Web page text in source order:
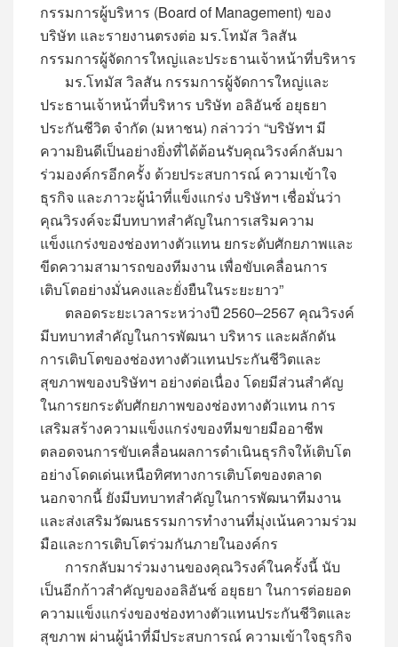
กรรมการผู้บริหาร (Board of Management) ของ
บริษัท และรายงานตรงต่อ มร.โทมัส วิลสัน
กรรมการผู้จัดการใหญ่และประธานเจ้าหน้าที่บริหาร
มร.โทมัส วิลสัน กรรมการผู้จัดการใหญ่และ
ประธานเจ้าหน้าที่บริหาร บริษัท อลิอันซ์ อยุธยา
ประกันชีวิต จำกัด (มหาชน) กล่าวว่า “บริษัทฯ มี
ความยินดีเป็นอย่างยิ่งที่ได้ต้อนรับคุณวิรงค์กลับมา
ร่วมองค์กรอีกครั้ง ด้วยประสบการณ์ ความเข้าใจ
ธุรกิจ และภาวะผู้นำที่แข็งแกร่ง บริษัทฯ เชื่อมั่นว่า
คุณวิรงค์จะมีบทบาทสำคัญในการเสริมความ
แข็งแกร่งของช่องทางตัวแทน ยกระดับศักยภาพและ
ขีดความสามารถของทีมงาน เพื่อขับเคลื่อนการ
เติบโตอย่างมั่นคงและยั่งยืนในระยะยาว”
ตลอดระยะเวลาระหว่างปี 2560–2567 คุณวิรงค์
มีบทบาทสำคัญในการพัฒนา บริหาร และผลักดัน
การเติบโตของช่องทางตัวแทนประกันชีวิตและ
สุขภาพของบริษัทฯ อย่างต่อเนื่อง โดยมีส่วนสำคัญ
ในการยกระดับศักยภาพของช่องทางตัวแทน การ
เสริมสร้างความแข็งแกร่งของทีมขายมืออาชีพ
ตลอดจนการขับเคลื่อนผลการดำเนินธุรกิจให้เติบโต
อย่างโดดเด่นเหนือทิศทางการเติบโตของตลาด
นอกจากนี้ ยังมีบทบาทสำคัญในการพัฒนาทีมงาน
และส่งเสริมวัฒนธรรมการทำงานที่มุ่งเน้นความร่วม
มือและการเติบโตร่วมกันภายในองค์กร
การกลับมาร่วมงานของคุณวิรงค์ในครั้งนี้ นับ
เป็นอีกก้าวสำคัญของอลิอันซ์ อยุธยา ในการต่อยอด
ความแข็งแกร่งของช่องทางตัวแทนประกันชีวิตและ
สุขภาพ ผ่านผู้นำที่มีประสบการณ์ ความเข้าใจธุรกิจ